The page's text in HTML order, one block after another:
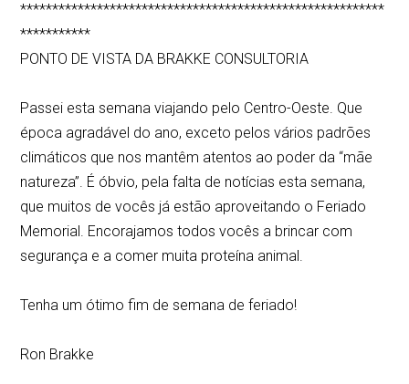
*********************************************************
***********
PONTO DE VISTA DA BRAKKE CONSULTORIA
Passei esta semana viajando pelo Centro-Oeste. Que
época agradável do ano, exceto pelos vários padrões
climáticos que nos mantêm atentos ao poder da “mãe
natureza”. É óbvio, pela falta de notícias esta semana,
que muitos de vocês já estão aproveitando o Feriado
Memorial. Encorajamos todos vocês a brincar com
segurança e a comer muita proteína animal.
Tenha um ótimo fim de semana de feriado!
Ron Brakke